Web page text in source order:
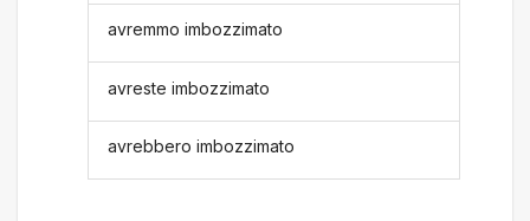
avremmo imbozzimato
avreste imbozzimato
avrebbero imbozzimato